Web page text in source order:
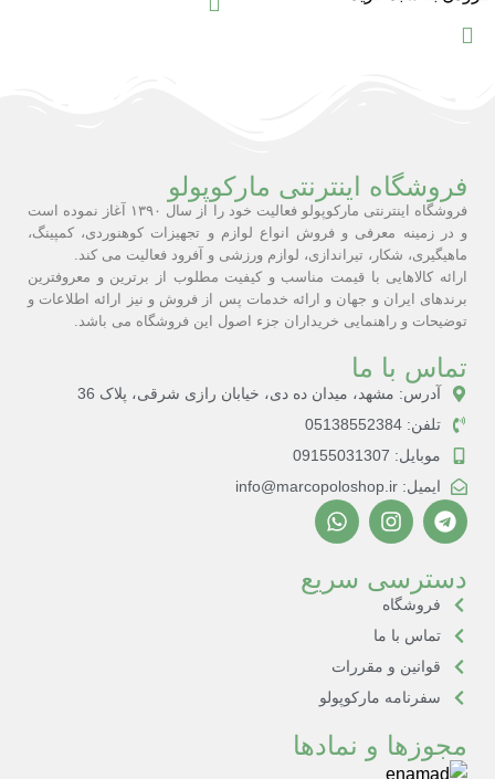
فروشگاه اینترنتی مارکوپولو
فروشگاه اینترنتی مارکوپولو فعالیت خود را از سال ۱۳۹۰ آغاز نموده است
و در زمینه معرفی و فروش انواع لوازم و تجهیزات کوهنوردی، کمپینگ،
ماهیگیری، شکار، تیراندازی، لوازم ورزشی و آفرود فعالیت می کند.
ارائه کالاهایی با قیمت مناسب و کیفیت مطلوب از برترین و معروفترین
برندهای ایران و جهان و ارائه خدمات پس از فروش و نیز ارائه اطلاعات و
توضیحات و راهنمایی خریداران جزء اصول این فروشگاه می باشد.
تماس با ما
آدرس: مشهد، میدان ده دی، خیابان رازی شرقی، پلاک 36
تلفن: 05138552384
موبایل: 09155031307
ایمیل: info@marcopoloshop.ir
دسترسی سریع
فروشگاه
تماس با ما
قوانین و مقررات
سفرنامه مارکوپولو
مجوزها و نمادها